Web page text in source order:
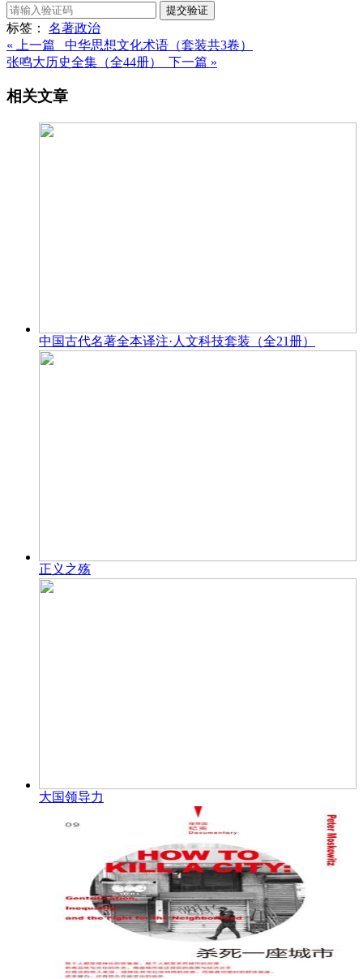
提交验证
标签： 名著政治
« 上一篇 中华思想文化术语（套装共3卷）
张鸣大历史全集（全44册） 下一篇 »
相关文章
中国古代名著全本译注·人文科技套装（全21册）
正义之殇
大国领导力